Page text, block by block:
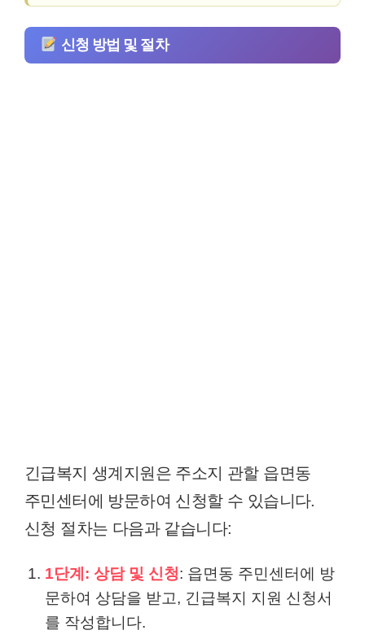
신청 방법 및 절차
긴급복지 생계지원은 주소지 관할 읍면동
주민센터에 방문하여 신청할 수 있습니다.
신청 절차는 다음과 같습니다:
1단계: 상담 및 신청: 읍면동 주민센터에 방
문하여 상담을 받고, 긴급복지 지원 신청서
를 작성합니다.